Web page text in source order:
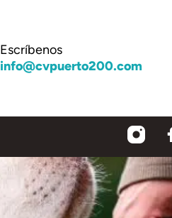
Escríbenos
info@cvpuerto200.com